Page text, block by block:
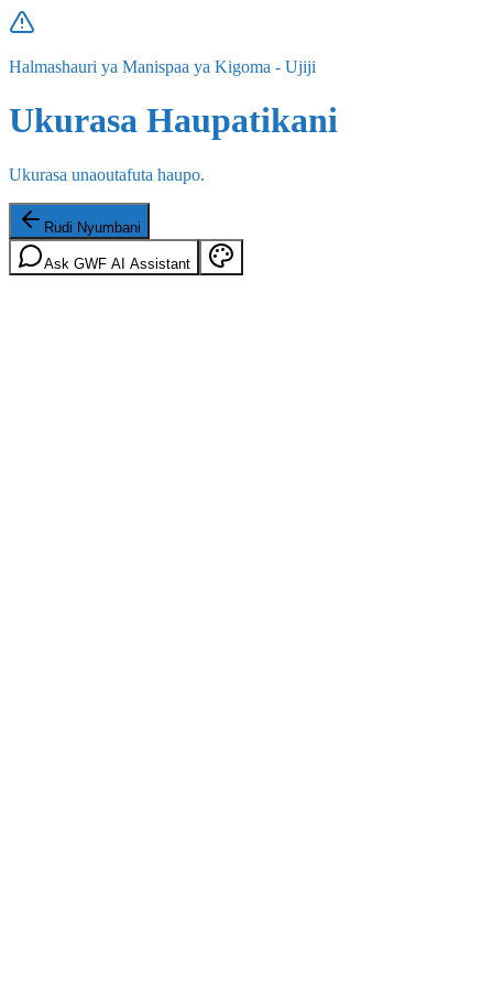
Halmashauri ya Manispaa ya Kigoma - Ujiji
Ukurasa Haupatikani
Ukurasa unaoutafuta haupo.
Rudi Nyumbani
Ask GWF AI Assistant